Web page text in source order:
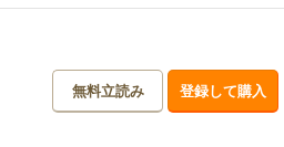
無料立読み 登録して購入